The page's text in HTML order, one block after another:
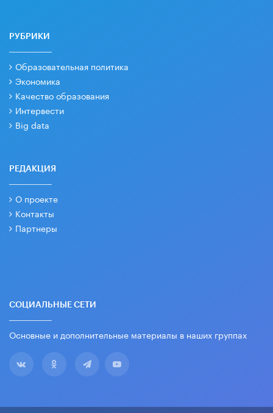
РУБРИКИ
Образовательная политика
Экономика
Качество образования
Интервести
Big data
РЕДАКЦИЯ
О проекте
Контакты
Партнеры
СОЦИАЛЬНЫЕ СЕТИ
Основные и дополнительные материалы в наших группах